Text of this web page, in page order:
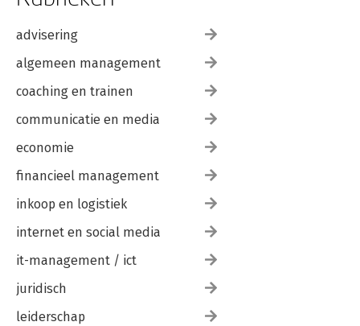
-Belangrijke principes
Nawoord
Aanbevolen en geraadpleegde literatuur
advisering
algemeen management
coaching en trainen
communicatie en media
economie
financieel management
inkoop en logistiek
internet en social media
it-management / ict
juridisch
leiderschap